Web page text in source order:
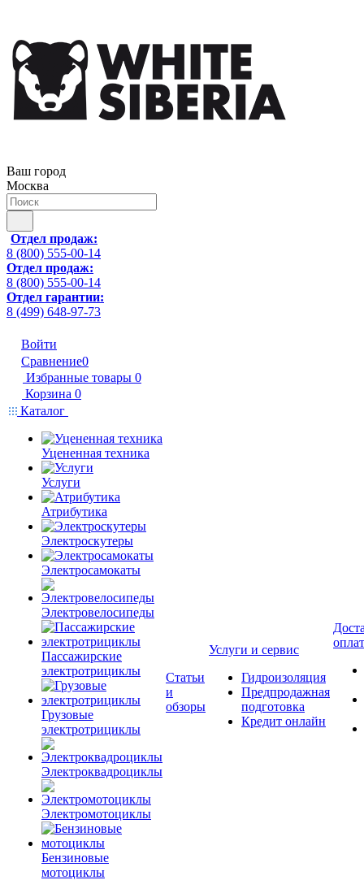
Ваш город
Москва
Отдел продаж:
8 (800) 555-00-14
Отдел продаж:
8 (800) 555-00-14
Отдел гарантии:
8 (499) 648-97-73
Войти
Сравнение0
Избранные товары 0
Корзина 0
Каталог
Уцененная техника
Услуги
Атрибутика
Электроскутеры
Электросамокаты
Электровелосипеды
Пассажирские
электротрициклы
Грузовые
электротрициклы
Электроквадроциклы
Электромотоциклы
Бензиновые
мотоциклы
Статьи
и
обзоры
Услуги и сервис
Гидроизоляция
Предпродажная
подготовка
Кредит онлайн